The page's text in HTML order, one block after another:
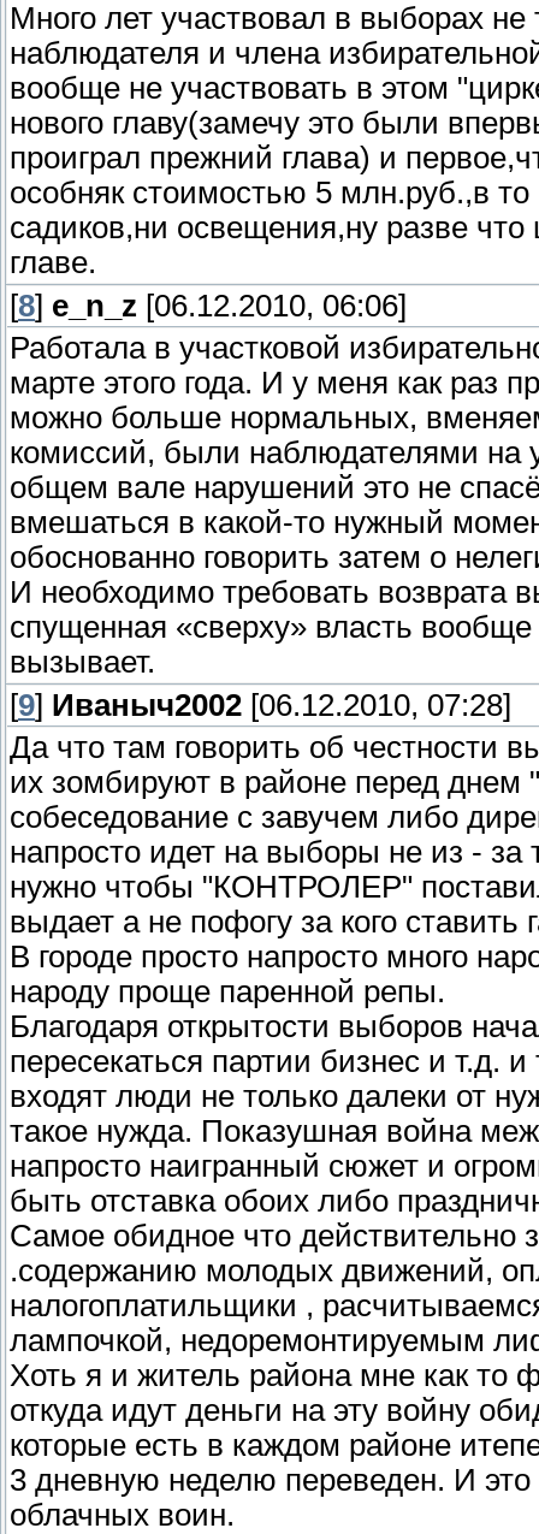
Много лет участвовал в выборах не
наблюдателя и члена
вообще не участвовать в этом
нового главу(замечу это были
проиграл прежний глава) и
особняк стоимостью 5 млн.руб.,в
садиков,ни освещения,ну разве
главе.
[8] e_n_z [06.12.2010, 06:06]
Работала в участковой
марте этого года. И у меня как раз
можно больше нормальных,
комиссий, были наблюдателями на
общем вале нарушений это не
вмешаться в какой-то нужный
обоснованно говорить затем о
И необходимо требовать возврата
спущенная «сверху» власть
вызывает.
[9] Иваныч2002 [06.12.2010, 07:28]
Да что там говорить об честности
их зомбируют в районе перед днем
собеседование с завучем либо
напросто идет на выборы не из - за
нужно чтобы "КОНТРОЛЕР" поставил
выдает а не пофогу за кого ставить
В городе просто напросто много
народу проще паренной репы.
Благодаря открытости выборов
пересекаться партии бизнес и т.д.
входят люди не только далеки от
такое нужда. Показушная война
напросто наигранный сюжет и
быть отставка обоих либо
Самое обидное что действительно
.содержанию молодых движений,
налогоплатильщики ,
лампочкой, недоремонтируемым
Хоть я и житель района мне как то
откуда идут деньги на эту войну
которые есть в каждом районе
3 дневную неделю переведен. И
облачных воин.